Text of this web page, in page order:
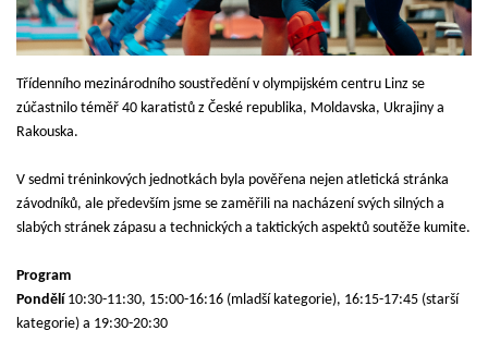
Třídenního mezinárodního soustředění v olympijském centru Linz se
zúčastnilo téměř 40 karatistů z České republika, Moldavska, Ukrajiny a
Rakouska.
V sedmi tréninkových jednotkách byla pověřena nejen atletická stránka
závodníků, ale především jsme se zaměřili na nacházení svých silných a
slabých stránek zápasu a technických a taktických aspektů soutěže kumite.
Program
Pondělí 10:30-11:30, 15:00-16:16 (mladší kategorie), 16:15-17:45 (starší
kategorie) a 19:30-20:30